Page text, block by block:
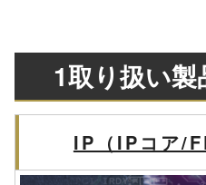
1取り扱い
IP（IPコア/